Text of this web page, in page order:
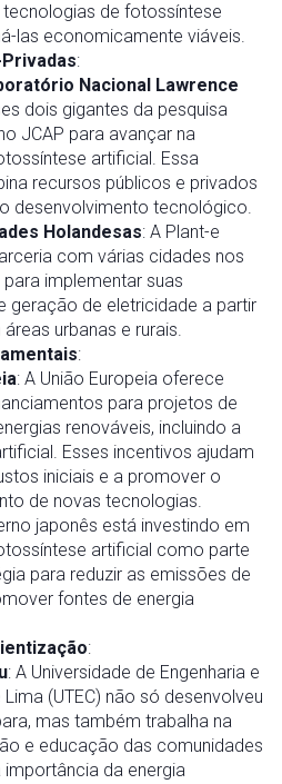
de fotossíntese
las economicamente viáveis.
:
Nacional Lawrence
dois gigantes da pesquisa
JCAP para avançar na
artificial. Essa
recursos públicos e privados
desenvolvimento tecnológico.
Holandesas: A Plant-e
com várias cidades nos
implementar suas
geração de eletricidade a partir
urbanas e rurais.
:
: A União Europeia oferece
para projetos de
renováveis, incluindo a
Esses incentivos ajudam
iniciais e a promover o
de novas tecnologias.
japonês está investindo em
artificial como parte
para reduzir as emissões de
fontes de energia
:
: A Universidade de Engenharia e
(UTEC) não só desenvolveu
mas também trabalha na
e educação das comunidades
da energia